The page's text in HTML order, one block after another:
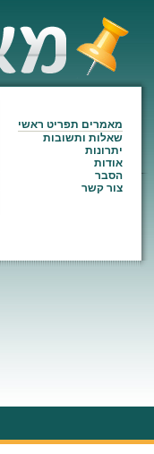
מאמרים תפריט ראשי
שאלות ותשובות
יתרונות
אודות
הסבר
צור קשר